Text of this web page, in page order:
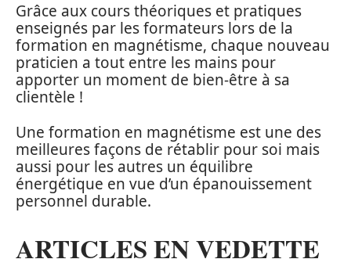
Grâce aux cours théoriques et pratiques
enseignés par les formateurs lors de la
formation en magnétisme, chaque nouveau
praticien a tout entre les mains pour
apporter un moment de bien-être à sa
clientèle !
Une formation en magnétisme est une des
meilleures façons de rétablir pour soi mais
aussi pour les autres un équilibre
énergétique en vue d’un épanouissement
personnel durable.
ARTICLES EN VEDETTE